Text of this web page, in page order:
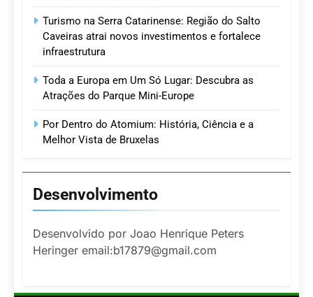
Turismo na Serra Catarinense: Região do Salto
Caveiras atrai novos investimentos e fortalece
infraestrutura
Toda a Europa em Um Só Lugar: Descubra as
Atrações do Parque Mini-Europe
Por Dentro do Atomium: História, Ciência e a
Melhor Vista de Bruxelas
Desenvolvimento
Desenvolvido por Joao Henrique Peters
Heringer email:b17879@gmail.com